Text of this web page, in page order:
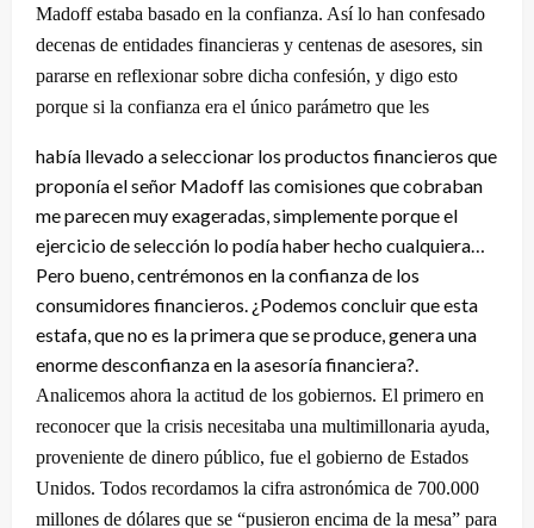
Madoff estaba basado en la confianza. Así lo han confesado
decenas de entidades financieras y centenas de asesores, sin
pararse en reflexionar sobre dicha confesión, y digo esto
porque si la confianza era el único parámetro que les
había llevado a seleccionar los productos financieros que
proponía el señor Madoff las comisiones que cobraban
me parecen muy exageradas, simplemente porque el
ejercicio de selección lo podía haber hecho cualquiera…
Pero bueno, centrémonos en la confianza de los
consumidores financieros. ¿Podemos concluir que esta
estafa, que no es la primera que se produce, genera una
enorme desconfianza en la asesoría financiera?.
Analicemos ahora la actitud de los gobiernos. El primero en
reconocer que la crisis necesitaba una multimillonaria ayuda,
proveniente de dinero público, fue el gobierno de Estados
Unidos. Todos recordamos la cifra astronómica de 700.000
millones de dólares que se “pusieron encima de la mesa” para